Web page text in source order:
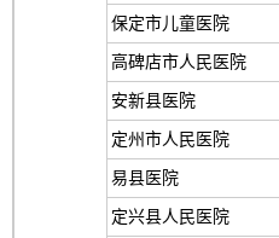
保定市儿童医院
高碑店市人民医院
安新县医院
定州市人民医院
易县医院
定兴县人民医院